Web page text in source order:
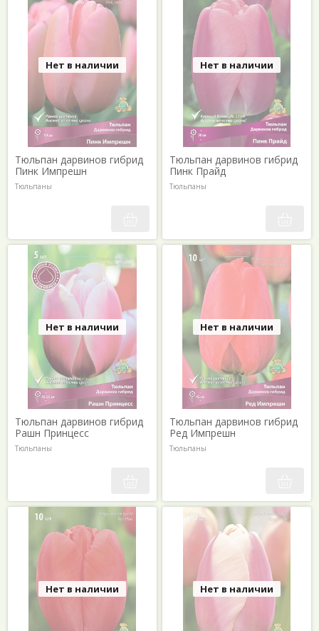
Нет в наличии
Тюльпан дарвинов гибрид
Пинк Импрешн
Тюльпаны
Нет в наличии
Тюльпан дарвинов гибрид
Пинк Прайд
Тюльпаны
Нет в наличии
Тюльпан дарвинов гибрид
Рашн Принцесс
Тюльпаны
Нет в наличии
Тюльпан дарвинов гибрид
Ред Импрешн
Тюльпаны
Нет в наличии Нет в наличии